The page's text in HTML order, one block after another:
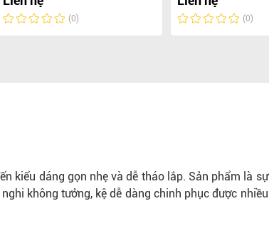
(0) (0)
kiểu dáng gọn nhẹ và dễ tháo lắp. Sản phẩm là sự
không tưởng, kệ dễ dàng chinh phục được nhiều